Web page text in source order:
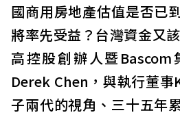
國商用房地產估值是否已
將率先受益？台灣資金又
高控股創辦人暨
Derek Chen，與執行董
子兩代的視角、三十五年